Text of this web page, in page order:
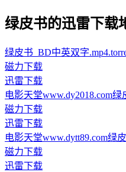
绿皮书的迅雷下载地
绿皮书_BD中英双字
磁力下载
迅雷下载
电影天堂www.dy2018.com
磁力下载
迅雷下载
电影天堂www.dytt89.com绿
磁力下载
迅雷下载